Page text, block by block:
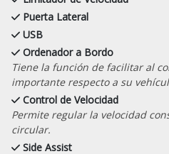
Puerta Lateral
USB
Ordenador a Bordo
Tiene la función de facilitar al
importante respecto a su
Control de Velocidad
Permite regular la velocidad
circular.
Side Assist